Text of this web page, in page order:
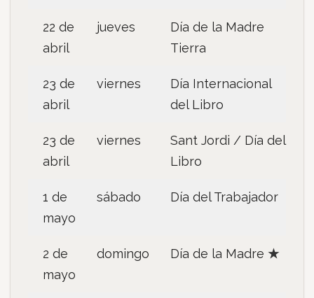
22 de
abril
jueves
Día de la Madre
Tierra
23 de
abril
viernes
Día Internacional
del Libro
23 de
abril
viernes
Sant Jordi / Día del
Libro
1 de
mayo
sábado Día del Trabajador
2 de
mayo
domingo Día de la Madre ★